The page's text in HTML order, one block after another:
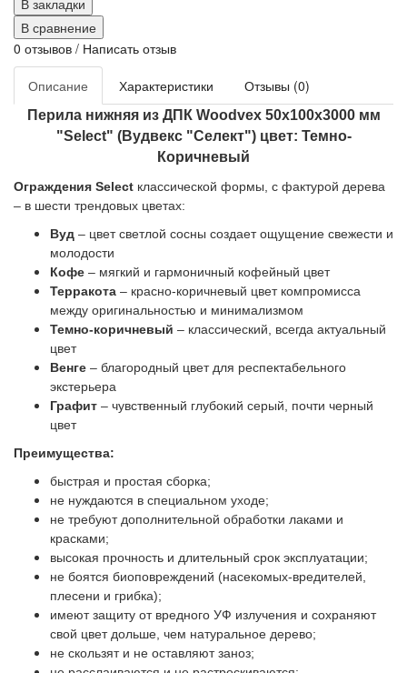
В закладки
В сравнение
0 отзывов / Написать отзыв
Описание Характеристики Отзывы (0)
Перила нижняя из ДПК Woodvex 50x100x3000 мм
"Select" (Вудвекс "Селект") цвет: Темно-
Коричневый
Ограждения Select классической формы, с фактурой дерева
– в шести трендовых цветах:
Вуд – цвет светлой сосны создает ощущение свежести и
молодости
Кофе – мягкий и гармоничный кофейный цвет
Терракота – красно-коричневый цвет компромисса
между оригинальностью и минимализмом
Темно-коричневый – классический, всегда актуальный
цвет
Венге – благородный цвет для респектабельного
экстерьера
Графит – чувственный глубокий серый, почти черный
цвет
Преимущества:
быстрая и простая сборка;
не нуждаются в специальном уходе;
не требуют дополнительной обработки лаками и
красками;
высокая прочность и длительный срок эксплуатации;
не боятся биоповреждений (насекомых-вредителей,
плесени и грибка);
имеют защиту от вредного УФ излучения и сохраняют
свой цвет дольше, чем натуральное дерево;
не скользят и не оставляют заноз;